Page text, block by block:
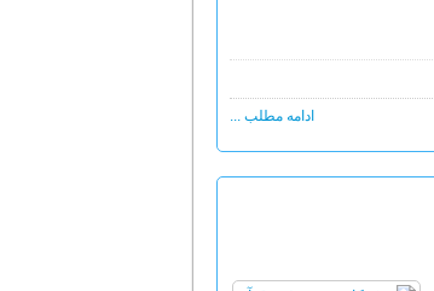
ادامه مطلب ...